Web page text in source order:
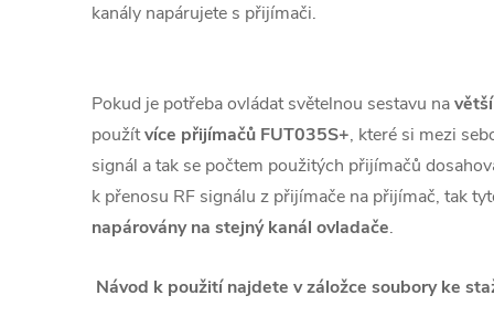
kanály napárujete s přijímači.
Pokud je potřeba ovládat světelnou sestavu na
použítvíce přijímačů FUT035S+, které si mezi
signál a tak se počtem použitých přijímačů
k přenosu RF signálu z přijímače na přijímač, tak
napárovány na stejný kanál ovladače.
Návod k použití najdete v záložce soubory ke